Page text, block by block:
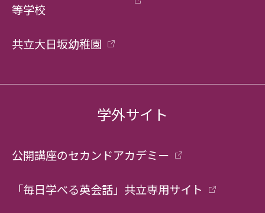
等学校
共立大日坂幼稚園
学外サイト
公開講座のセカンドアカデミー
「毎日学べる英会話」共立専用サイト